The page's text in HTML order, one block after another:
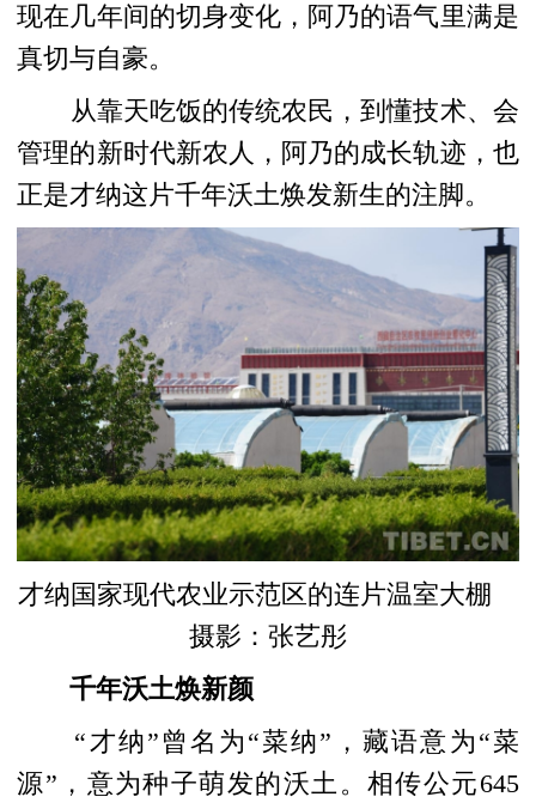
现在几年间的切身变化，阿乃的语气里满是
真切与自豪。
从靠天吃饭的传统农民，到懂技术、会
管理的新时代新农人，阿乃的成长轨迹，也
正是才纳这片千年沃土焕发新生的注脚。
才纳国家现代农业示范区的连片温室大棚
摄影：张艺彤
千年沃土焕新颜
“才纳”曾名为“菜纳”，藏语意为“菜
源”，意为种子萌发的沃土。相传公元645